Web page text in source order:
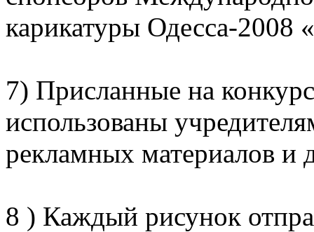
карикатуры Одесса-2008
7) Присланные на
использованы
рекламных материалов и
8 ) Каждый рисунок